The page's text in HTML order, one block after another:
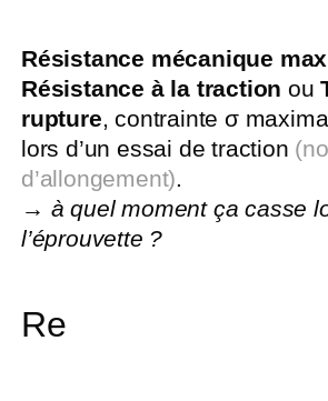
Résistance mécanique
Résistance à la traction ou
rupture, contrainte σ
lors d’un essai de traction
d’allongement).
→ à quel moment ça casse
l’éprouvette ?
Re